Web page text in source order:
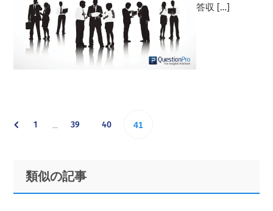
答収 […]
Go
page
1
pages
… Go
page
39 Go
40 Go
41
Primary
Sidebar
Footer
類似の記事